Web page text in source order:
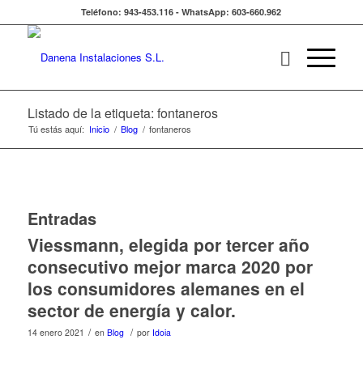
Teléfono: 943-453.116 - WhatsApp: 603-660.962
Listado de la etiqueta: fontaneros
Tú estás aquí: Inicio / Blog / fontaneros
Entradas
Viessmann, elegida por tercer año
consecutivo mejor marca 2020 por
los consumidores alemanes en el
sector de energía y calor.
14 enero 2021 / en Blog / por Idoia